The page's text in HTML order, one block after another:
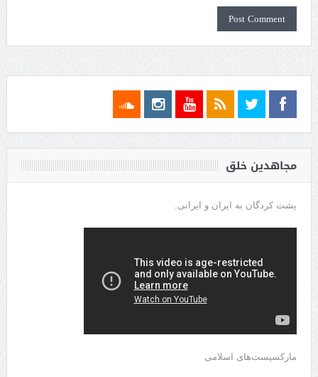
مجاهدین خلق
پشت کردگان به ایران و ایرانی.
مارکسیست‌های اسلامی